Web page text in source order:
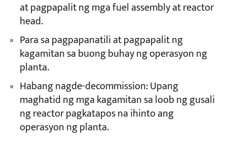
at pagpapalit ng mga fuel assembly at reactor
head.
Para sa pagpapanatili at pagpapalit ng
kagamitan sa buong buhay ng operasyon ng
planta.
Habang nagde-decommission: Upang
maghatid ng mga kagamitan sa loob ng gusali
ng reactor pagkatapos na ihinto ang
operasyon ng planta.